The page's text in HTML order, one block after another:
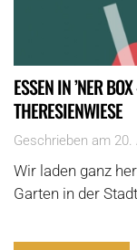
ESSEN IN ’NER
THERESIENWIESE
Geschrieben am 20.
Wir laden ganz
Garten in der